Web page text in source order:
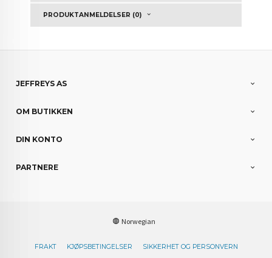
PRODUKTANMELDELSER (0)
JEFFREYS AS
OM BUTIKKEN
DIN KONTO
PARTNERE
Norwegian
FRAKT KJØPSBETINGELSER SIKKERHET OG PERSONVERN